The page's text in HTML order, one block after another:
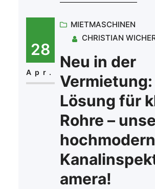
Wege verlieren ihre
selbst die schönste
plötzlich verwildert
greifen dann zu
Mitteln oder
Handarbeit – doch es
deutlich einfacher,
28
Apr.
MIETMASCHINEN
CHRISTIAN
Neu in der
Vermietung:
Lösung für
Rohre –
amera!